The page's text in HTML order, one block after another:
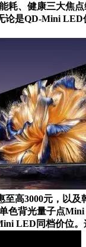
、健康三大焦
论是QD-Mini LED
高3000元，以及
色背光量子点
LED同档价位